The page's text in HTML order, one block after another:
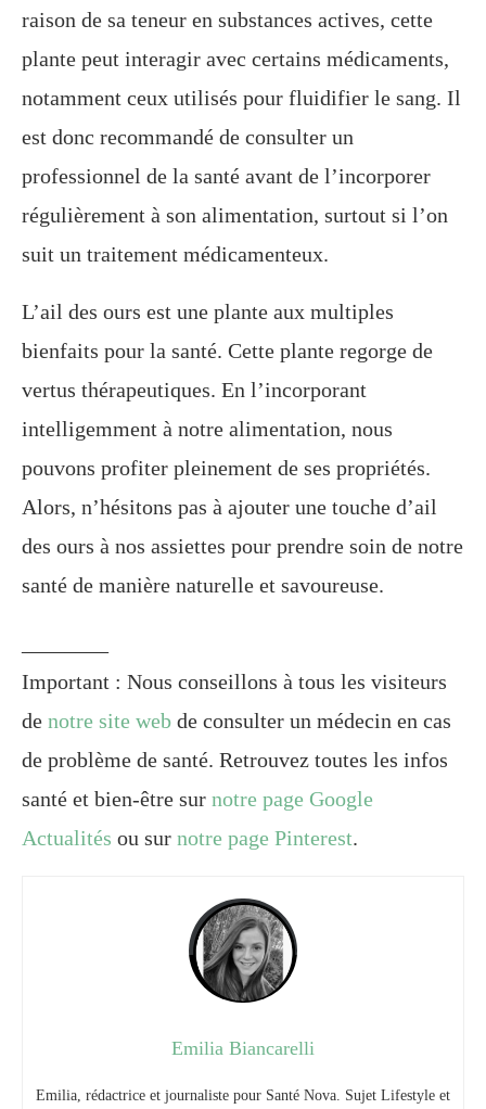
raison de sa teneur en substances actives, cette
plante peut interagir avec certains médicaments,
notamment ceux utilisés pour fluidifier le sang. Il
est donc recommandé de consulter un
professionnel de la santé avant de l’incorporer
régulièrement à son alimentation, surtout si l’on
suit un traitement médicamenteux.
L’ail des ours est une plante aux multiples
bienfaits pour la santé. Cette plante regorge de
vertus thérapeutiques. En l’incorporant
intelligemment à notre alimentation, nous
pouvons profiter pleinement de ses propriétés.
Alors, n’hésitons pas à ajouter une touche d’ail
des ours à nos assiettes pour prendre soin de notre
santé de manière naturelle et savoureuse.
Important : Nous conseillons à tous les visiteurs
de notre site web de consulter un médecin en cas
de problème de santé. Retrouvez toutes les infos
santé et bien-être sur notre page Google
Actualités ou sur notre page Pinterest.
Emilia Biancarelli
Emilia, rédactrice et journaliste pour Santé Nova. Sujet Lifestyle et